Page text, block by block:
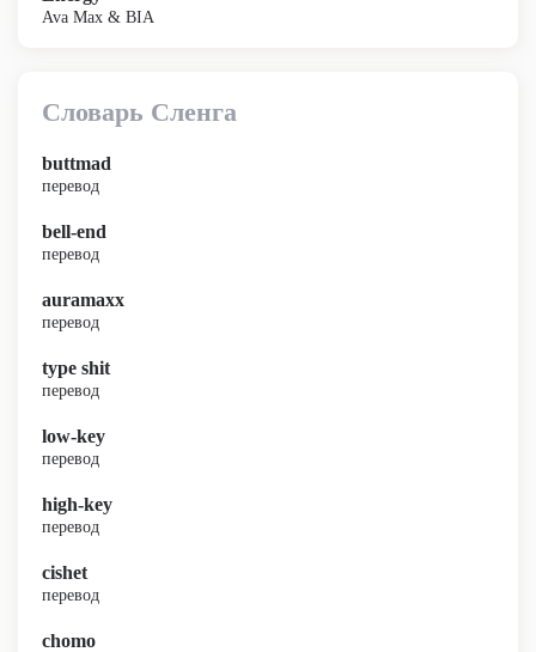
Ava Max & BIA
Словарь Сленга
buttmad
перевод
bell-end
перевод
auramaxx
перевод
type shit
перевод
low-key
перевод
high-key
перевод
cishet
перевод
chomo